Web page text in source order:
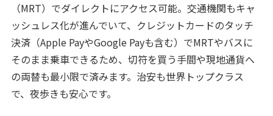
（MRT）でダイレクトにアクセス可能。交通機関もキャ
ッシュレス化が進んでいて、クレジットカードのタッチ
決済（Apple PayやGoogle Payも含む）でMRTやバスに
そのまま乗車できるため、切符を買う手間や現地通貨へ
の両替も最小限で済みます。治安も世界トップクラス
で、夜歩きも安心です。